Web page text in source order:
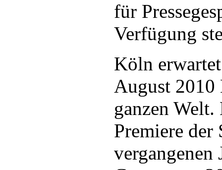
für
Verfügung
Köln
August 2010
ganzen Welt.
Premiere der
vergangenen